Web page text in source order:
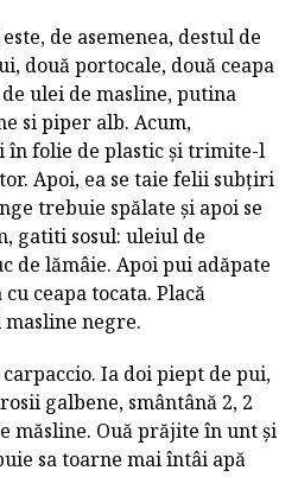
de asemenea, destul de
două portocale, două ceapa
ulei de masline, putina
si piper alb. Acum,
folie de plastic și trimite-l
Apoi, ea se taie felii subțiri
trebuie spălate și apoi se
gatiti sosul: uleiul de
de lămâie. Apoi pui adăpate
ceapa tocata. Placă
negre.
Ia doi piept de pui,
galbene, smântână 2, 2
măsline. Ouă prăjite în unt și
sa toarne mai întâi apă